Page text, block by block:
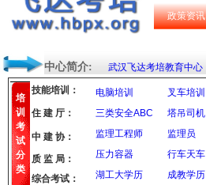
政策资讯
中心简介: 武汉飞达考培教育中心
培
训
考
试
分
类
技能培训： 电脑培训 叉车培训
三类安全ABC
塔吊司机
监理工程师
监理员
压力容器
行车天车
湖工大学历
成教学历
住 建 厅：
中 建 协：
质 监 局：
综合考试：